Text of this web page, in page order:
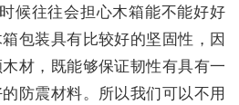
候往往会担心木箱能不能好好
包装具有比较好的坚固性，因
材，既能够保证韧性有具有一
防震材料。所以我们可以不用